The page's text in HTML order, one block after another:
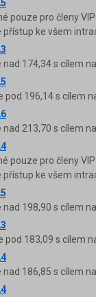
pouze pro členy
ke všem
174,34 s cílem
196,14 s cílem
213,70 s cílem
pouze pro členy
ke všem
198,90 s cílem
183,09 s cílem
186,85 s cílem